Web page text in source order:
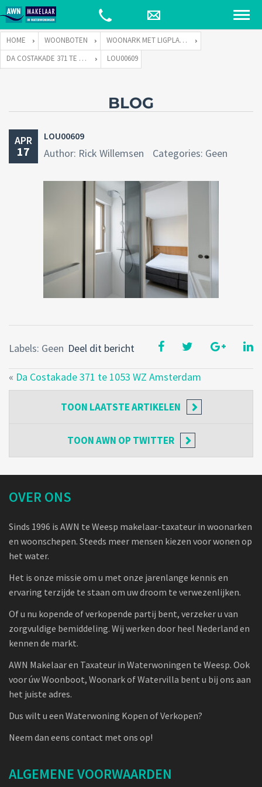
HOME WOONBOTEN
WOONARK MET LIGPLAATS
DA COSTAKADE 371 TE 1053 WZ AMSTERDAM
LOU00609
BLOG
APR
17
LOU00609
Author: Rick Willemsen Categories: Geen
Deel dit bericht
Labels: Geen
« Da Costakade 371 te 1053 WZ Amsterdam
TOON LAATSTE ARTIKELEN
TOONAWN OP TWITTER
OVER ONS
Sinds 1996 is AWN te Weesp makelaar-taxateur in woonarken
en woonschepen. Steeds meer mensen kiezen voor wonen op
het water.
Het is onze missie om u met onze jarenlange kennis en
ervaring terzijde te staan om uw droom te verwezenlijken.
Of u nu kopende of verkopende partij bent, verzeker u van
zorgvuldige bemiddeling. Wij werken door heel Nederland en
kennen de markt.
AWN Makelaar en Taxateur in Waterwoningen te Weesp. Ook
voor úw Woonboot, Woonark of Watervilla bent u bij ons aan
het juiste adres.
Dus wilt u een Waterwoning Kopen of Verkopen?
Neem dan eens contact met ons op!
ALGEMENE VOORWAARDEN